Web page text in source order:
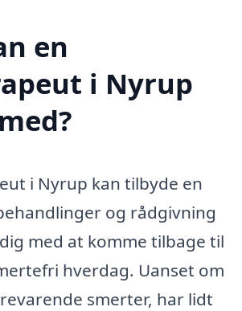
en
i Nyrup
i Nyrup kan tilbyde en
og rådgivning
med at komme tilbage til
hverdag. Uanset om
smerter, har lidt